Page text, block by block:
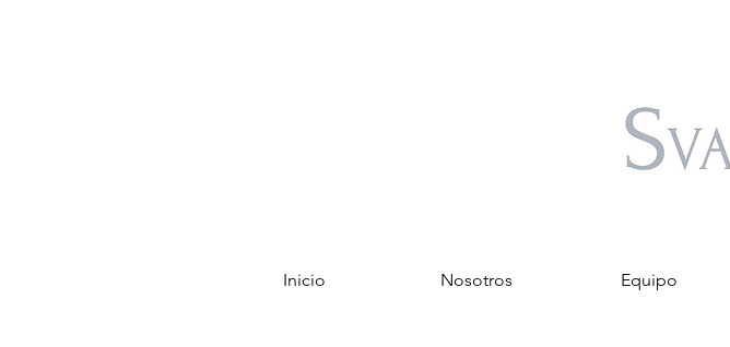
Inicio Nosotros Equipo